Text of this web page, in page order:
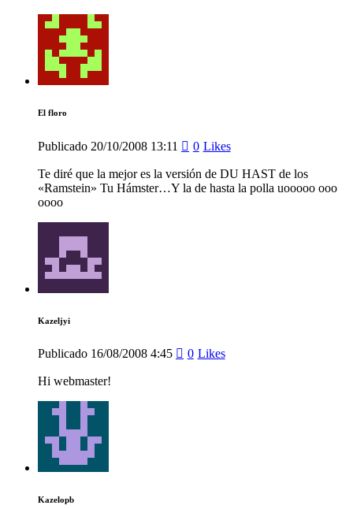
El floro
Publicado 20/10/2008 13:11 0 Likes
Te diré que la mejor es la versión de DU HAST de los
«Ramstein» Tu Hámster…Y la de hasta la polla uooooo ooo
oooo
Kazeljyi
Publicado 16/08/2008 4:45 0 Likes
Hi webmaster!
Kazelopb